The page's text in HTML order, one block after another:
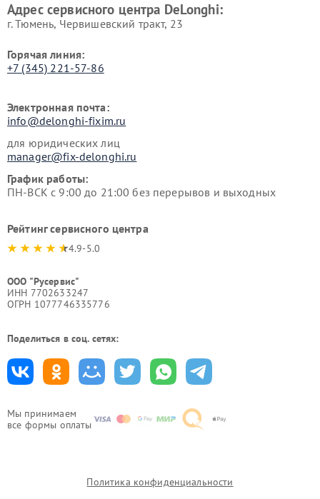
Мы принимаем
все формы оплаты
Адрес сервисного центра DeLonghi:
г. Тюмень, ​Червишевский тракт, 23
Горячая линия:
+7 (345) 221-57-86
Электронная почта:
info@delonghi-fixim.ru
для юридических лиц
manager@fix-delonghi.ru
График работы:
ПН-ВСК с 9:00 до 21:00 без перерывов и выходных
Рейтинг сервисного центра
4.9-5.0
ООО "Русервис"
ИНН 7702633247
ОГРН 1077746335776
Поделиться в соц. сетях:
Политика конфиденциальности